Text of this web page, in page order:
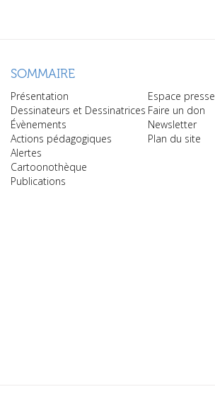
SOMMAIRE
Présentation
Dessinateurs et Dessinatrices
Évènements
Actions pédagogiques
Alertes
Cartoonothèque
Publications
Espace presse
Faire un don
Newsletter
Plan du site